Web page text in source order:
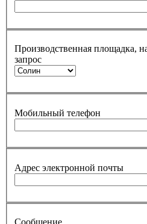
Производственная площадка,
запрос
Мобильный телефон
Адрес электронной почты